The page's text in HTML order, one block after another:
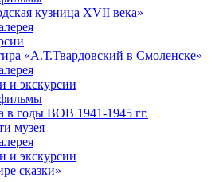
кузница XVII века»
«А.Т.Твардовский в Смоленске»
и экскурсии
в годы ВОВ 1941-1945 гг.
музея
и экскурсии
сказки»